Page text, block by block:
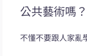
公共藝術嗎？
不懂不要跟人家亂